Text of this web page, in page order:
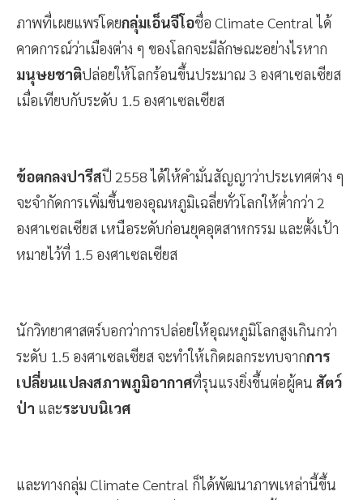
ภาพที่เผยแพร่โดยกลุ่มเอ็นจีโอชื่อ Climate Central ได้
คาดการณ์ว่าเมืองต่าง ๆ ของโลกจะมีลักษณะอย่างไรหาก
มนุษยชาติปล่อยให้โลกร้อนขึ้นประมาณ 3 องศาเซลเซียส
เมื่อเทียบกับระดับ 1.5 องศาเซลเซียส
ข้อตกลงปารีสปี 2558 ได้ให้คำมั่นสัญญาว่าประเทศต่าง ๆ
จะจำกัดการเพิ่มขึ้นของอุณหภูมิเฉลี่ยทั่วโลกให้ต่ำกว่า 2
องศาเซลเซียส เหนือระดับก่อนยุคอุตสาหกรรม และตั้งเป้า
หมายไว้ที่ 1.5 องศาเซลเซียส
นักวิทยาศาสตร์บอกว่าการปล่อยให้อุณหภูมิโลกสูงเกินกว่า
ระดับ 1.5 องศาเซลเซียส จะทำให้เกิดผลกระทบจากการ
เปลี่ยนแปลงสภาพภูมิอากาศที่รุนแรงยิ่งขึ้นต่อผู้คน สัตว์
ป่า และระบบนิเวศ
และทางกลุ่ม Climate Central ก็ได้พัฒนาภาพเหล่านี้ขึ้น